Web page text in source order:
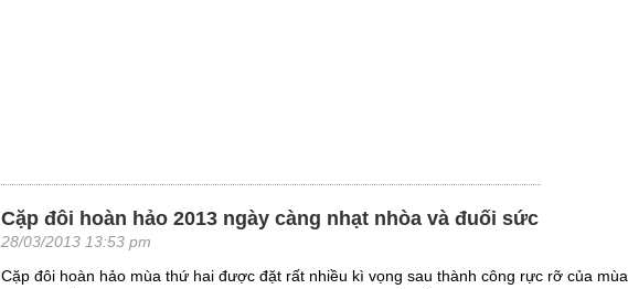
Cặp đôi hoàn hảo 2013 ngày càng nhạt nhòa và đuối sức
28/03/2013 13:53 pm
Cặp đôi hoàn hảo mùa thứ hai được đặt rất nhiều kì vọng sau thành công rực rỡ của mùa